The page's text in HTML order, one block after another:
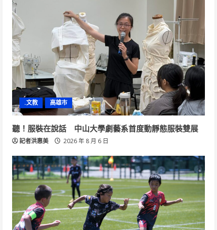
.文教 高雄市
聽！服裝在說話 中山大學劇藝系首度動靜態服裝雙展
記者洪惠美 2026 年 8 月 6 日